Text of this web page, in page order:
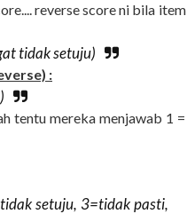
reverse score ni bila item
tidak setuju)
:
tentu mereka menjawab 1 =
setuju, 3=tidak pasti,